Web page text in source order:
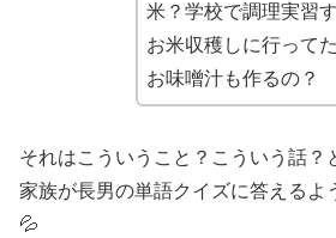
米？学校で調理実習
お米収穫しに行って
お味噌汁も作るの？
それはこういうこと？こういう話？
家族が長男の単語クイズに答える
💦